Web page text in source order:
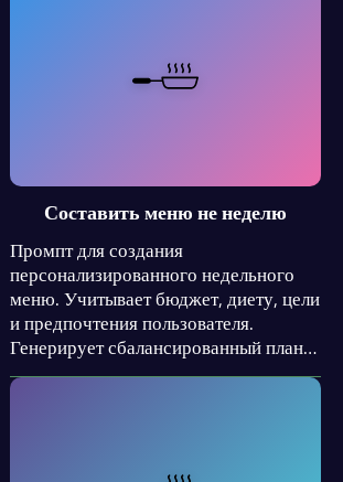
Составить меню не неделю
Промпт для создания
персонализированного недельного
меню. Учитывает бюджет, диету, цели
и предпочтения пользователя.
Генерирует сбалансированный план
питания с пищевой ценностью,
списком покупок и стоимостью,